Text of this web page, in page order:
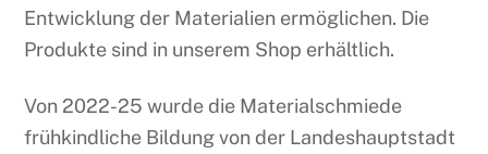
Entwicklung der Materialien ermöglichen. Die
Produkte sind in unserem Shop erhältlich.
Von 2022-25 wurde die Materialschmiede
frühkindliche Bildung von der Landeshauptstadt